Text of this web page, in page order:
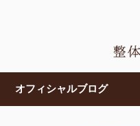
オフィシャルブログ